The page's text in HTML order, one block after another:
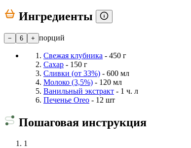
Ингредиенты
− 6 + порций
Свежая клубника - 450 г
Сахар - 150 г
Сливки (от 33%) - 600 мл
Молоко (3,5%) - 120 мл
Ванильный экстракт - 1 ч. л
Печенье Oreo - 12 шт
Пошаговая инструкция
1